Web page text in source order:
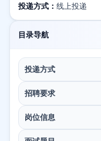
投递方式： 线上投递
目录导航
投递方式
招聘要求
岗位信息